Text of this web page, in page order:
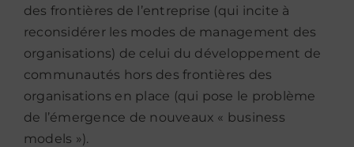
des frontières de l’entreprise (qui incite à
reconsidérer les modes de management des
organisations) de celui du développement de
communautés hors des frontières des
organisations en place (qui pose le problème
de l’émergence de nouveaux « business
models »).